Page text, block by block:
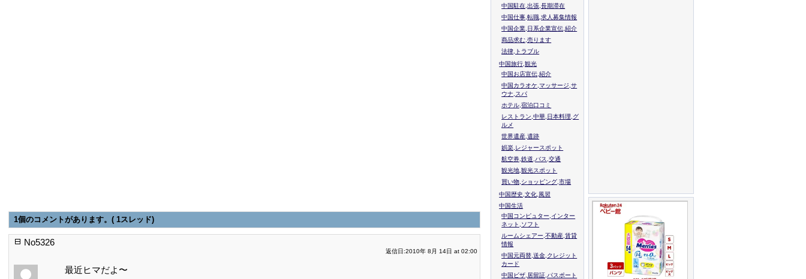
1個のコメントがあります。( 1スレッド)
No5326
返信日:2010年 8月 14日 at 02:00
最近ヒマだよ〜
中国駐在,出張,長期滞在
中国仕事,転職,求人募集情報
中国企業,日系企業宣伝,紹介
商品求む,売ります
法律,トラブル
中国旅行,観光
中国お店宣伝,紹介
中国カラオケ,マッサージ,サ
ウナ,スパ
ホテル,宿泊口コミ
レストラン,中華,日本料理,グ
ルメ
世界遺産,遺跡
娯楽,レジャースポット
航空券,鉄道,バス,交通
観光地,観光スポット
買い物,ショッピング,市場
中国歴史,文化,風習
中国生活
中国コンピュター,インター
ネット,ソフト
ルームシェアー,不動産,賃貸
情報
中国元両替,送金,クレジット
カード
中国ビザ,居留証,パスポート